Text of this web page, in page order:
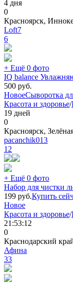
4 дня
0
Красноярск,
Loft7
6
+ Ещё 0 фото
IQ balance
500 руб.
НовоеСыворотка
Красота и здоровье/
19 дней
0
Красноярск,
pacanchik013
12
+ Ещё 0 фото
Набор для чистки
199 руб.Купить
Новое
Красота и здоровье/
21:53:12
0
Краснодарский
Афина
33